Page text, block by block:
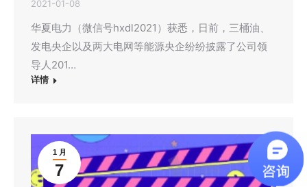
2021-01-08
华夏电力（微信号hxdl2021）获悉，日前，三桶油、
发电央企以及两大电网等能源央企纷纷披露了公司领
导人201…
详情
1 月
7